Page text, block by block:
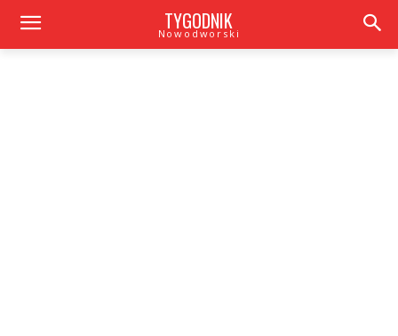
TYGODNIK
Nowodworski